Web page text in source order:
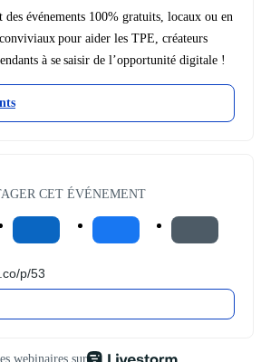
événements 100% gratuits, locaux ou en
pour aider les TPE, créateurs
à se saisir de l’opportunité digitale !
CET ÉVÉNEMENT
webinaires sur